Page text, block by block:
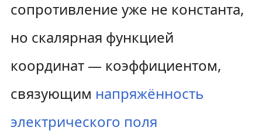
сопротивление уже не константа,
но скалярная функцией
координат — коэффициентом,
связующим напряжённость
электрического поля